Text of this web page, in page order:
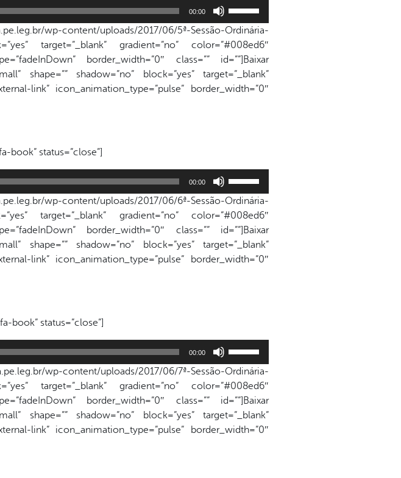
o
volume.
00:00
setas
para
cima
ou
para
o
volume.
wp-content/uploads/2017/06/5ª-Sessão-Ordinária-
target=”_blank” gradient=”no” color=”#008ed6″
border_width=”0″ class=”” id=””]Baixar
shape=”” shadow=”no” block=”yes” target=”_blank”
link” icon_animation_type=”pulse” border_width=”0″
book” status=”close”]
00:00
setas
para
cima
ou
para
o
volume.
wp-content/uploads/2017/06/6ª-Sessão-Ordinária-
target=”_blank” gradient=”no” color=”#008ed6″
border_width=”0″ class=”” id=””]Baixar
shape=”” shadow=”no” block=”yes” target=”_blank”
link” icon_animation_type=”pulse” border_width=”0″
book” status=”close”]
00:00
setas
para
cima
ou
para
wp-content/uploads/2017/06/7ª-Sessão-Ordinária-
target=”_blank” gradient=”no” color=”#008ed6″
border_width=”0″ class=”” id=””]Baixar
shape=”” shadow=”no” block=”yes” target=”_blank”
link” icon_animation_type=”pulse” border_width=”0″